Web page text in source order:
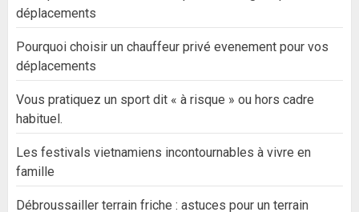
déplacements
Pourquoi choisir un chauffeur privé evenement pour vos
déplacements
Vous pratiquez un sport dit « à risque » ou hors cadre
habituel.
Les festivals vietnamiens incontournables à vivre en
famille
Débroussailler terrain friche : astuces pour un terrain